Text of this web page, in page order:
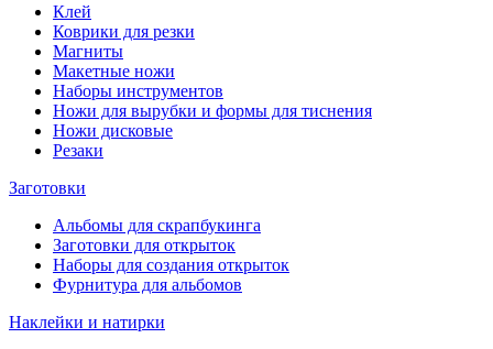
Клей
Коврики для резки
Магниты
Макетные ножи
Наборы инструментов
Ножи для вырубки и формы для тиснения
Ножи дисковые
Резаки
Заготовки
Альбомы для скрапбукинга
Заготовки для открыток
Наборы для создания открыток
Фурнитура для альбомов
Наклейки и натирки